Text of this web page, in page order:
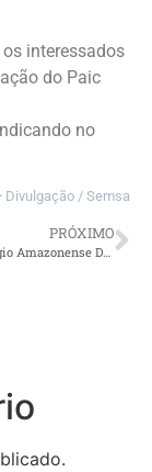
interessados
do Paic
no
Divulgação / Semsa
PRÓXIMO
Alunos do Colégio Amazonense Dom Pedro II iniciam aulas em novo prédio